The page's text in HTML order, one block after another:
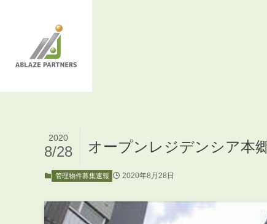
オープンレジデンシア本
2020
8/28
管理物件募集速報 2020年8月28日